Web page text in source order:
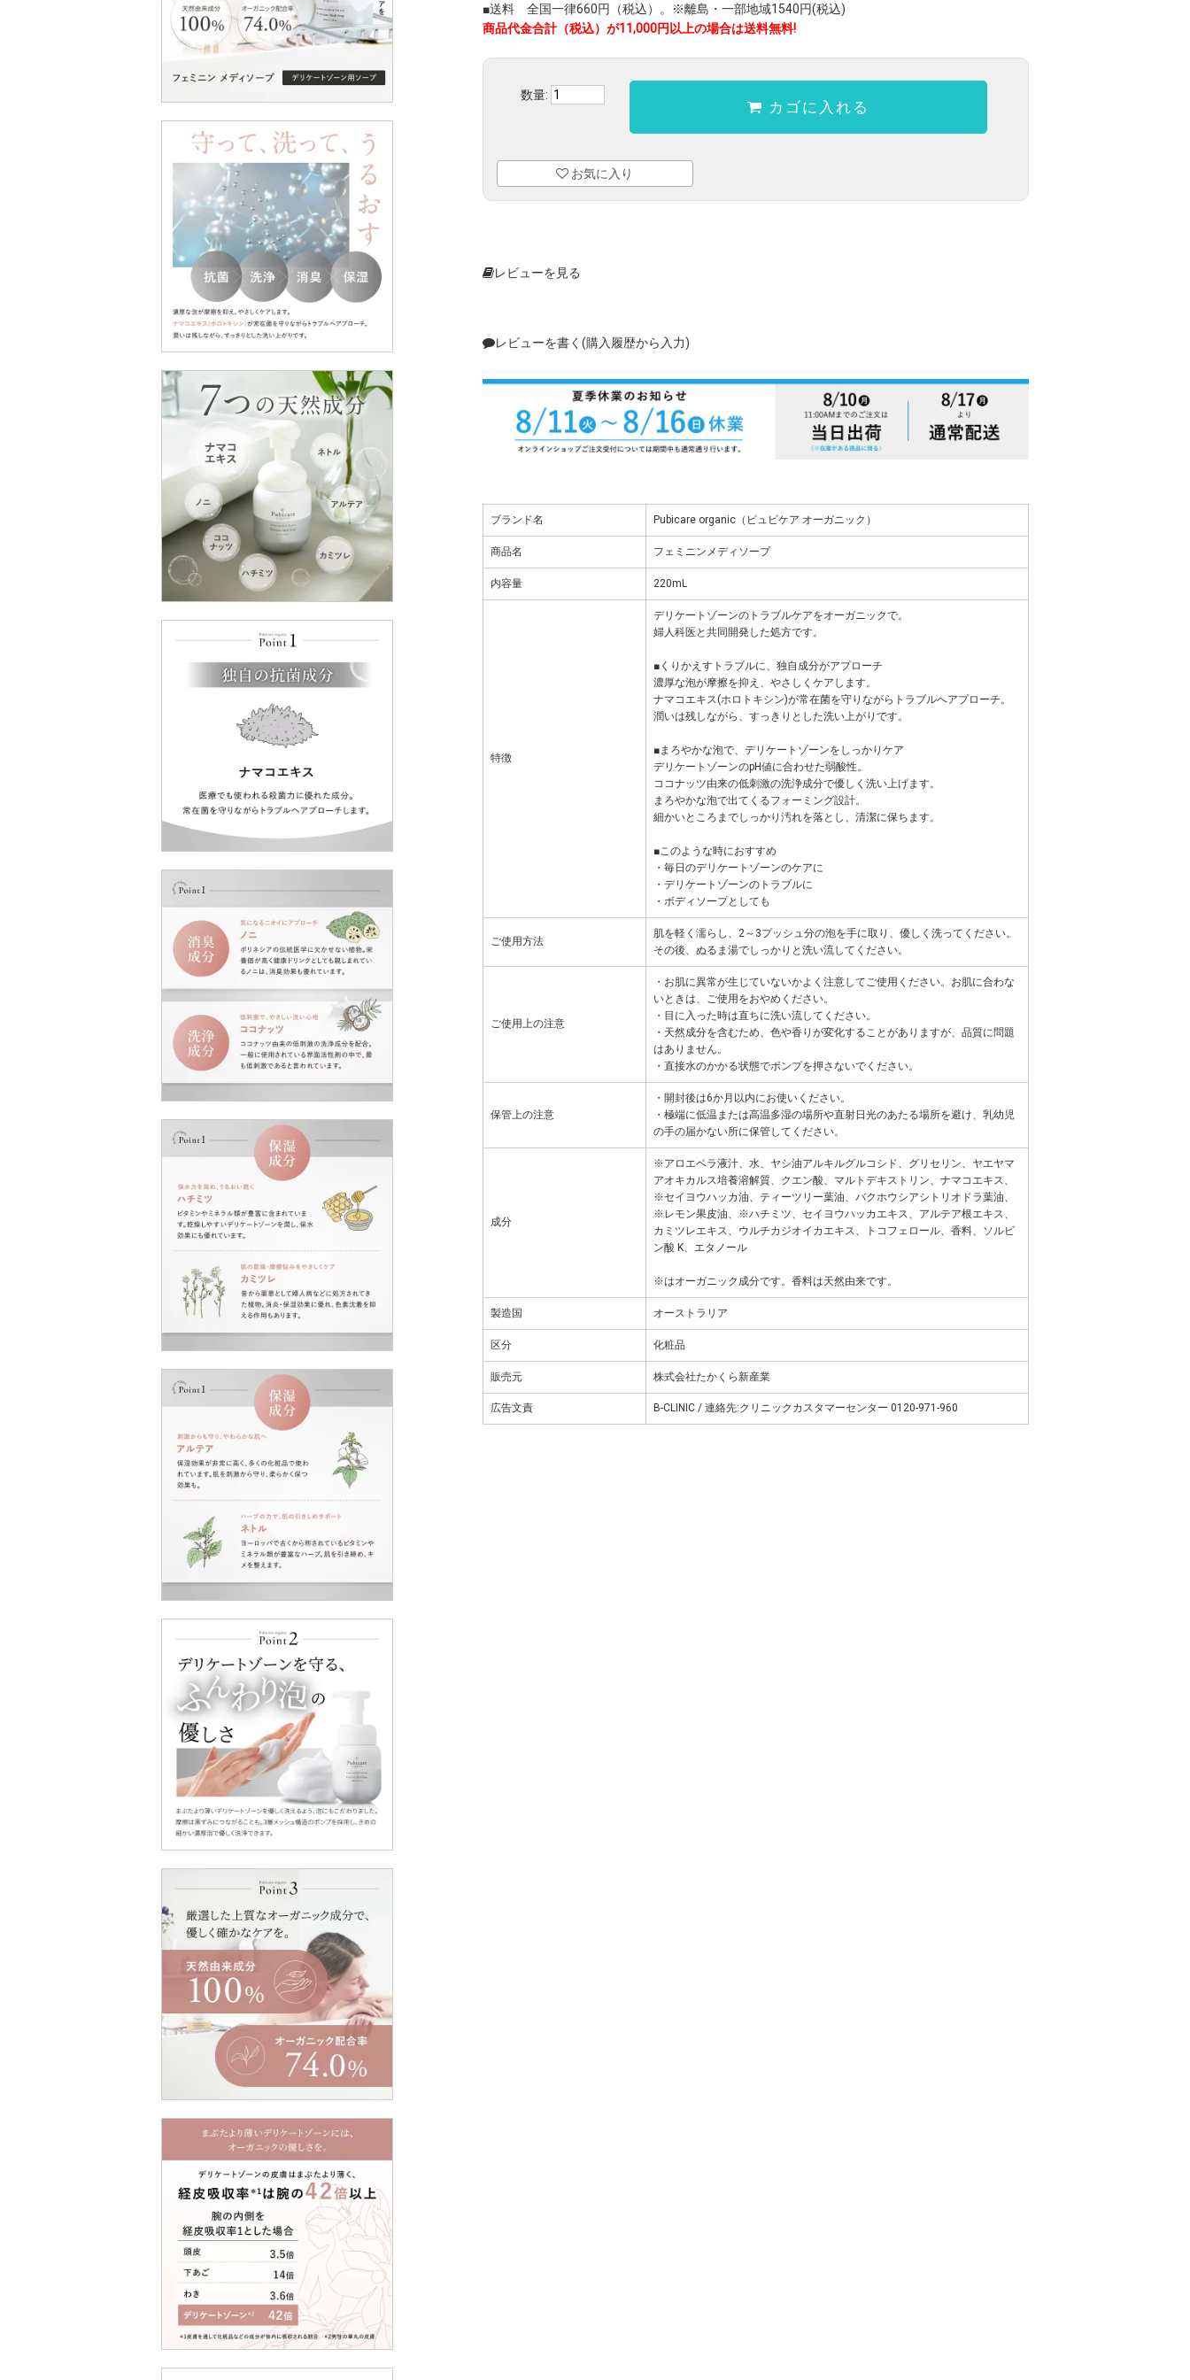
■送料 全国一律660円（税込）。※離島・一部地域1540円(税込)
商品代金合計（税込）が11,000円以上の場合は送料無料!
数量:
カゴに入れる
お気に入り
レビューを見る
レビューを書く(購入履歴から入力)
ブランド名 Pubicare organic（ピュビケア オーガニック）
商品名 フェミニンメディソープ
内容量 220mL
特徴
デリケートゾーンのトラブルケアをオーガニックで。
婦人科医と共同開発した処方です。
■くりかえすトラブルに、独自成分がアプローチ
濃厚な泡が摩擦を抑え、やさしくケアします。
ナマコエキス(ホロトキシン)が常在菌を守りながらトラブルへアプローチ。
潤いは残しながら、すっきりとした洗い上がりです。
■まろやかな泡で、デリケートゾーンをしっかりケア
デリケートゾーンのpH値に合わせた弱酸性。
ココナッツ由来の低刺激の洗浄成分で優しく洗い上げます。
まろやかな泡で出てくるフォーミング設計。
細かいところまでしっかり汚れを落とし、清潔に保ちます。
■このような時におすすめ
・毎日のデリケートゾーンのケアに
・デリケートゾーンのトラブルに
・ボディソープとしても
ご使用方法
肌を軽く濡らし、2～3プッシュ分の泡を手に取り、優しく洗ってください。
その後、ぬるま湯でしっかりと洗い流してください。
ご使用上の注意
・お肌に異常が生じていないかよく注意してご使用ください。お肌に合わな
いときは、ご使用をおやめください。
・目に入った時は直ちに洗い流してください。
・天然成分を含むため、色や香りが変化することがありますが、品質に問題
はありません。
・直接水のかかる状態でポンプを押さないでください。
保管上の注意
・開封後は6か月以内にお使いください。
・極端に低温または高温多湿の場所や直射日光のあたる場所を避け、乳幼児
の手の届かない所に保管してください。
成分
※アロエベラ液汁、水、ヤシ油アルキルグルコシド、グリセリン、ヤエヤマ
アオキカルス培養溶解質、クエン酸、マルトデキストリン、ナマコエキス、
※セイヨウハッカ油、ティーツリー葉油、バクホウシアシトリオドラ葉油、
※レモン果皮油、※ハチミツ、セイヨウハッカエキス、アルテア根エキス、
カミツレエキス、ウルチカジオイカエキス、トコフェロール、香料、ソルビ
ン酸 K、エタノール
※はオーガニック成分です。香料は天然由来です。
製造国 オーストラリア
区分 化粧品
販売元 株式会社たかくら新産業
広告文責 B-CLINIC / 連絡先:クリニックカスタマーセンター 0120-971-960